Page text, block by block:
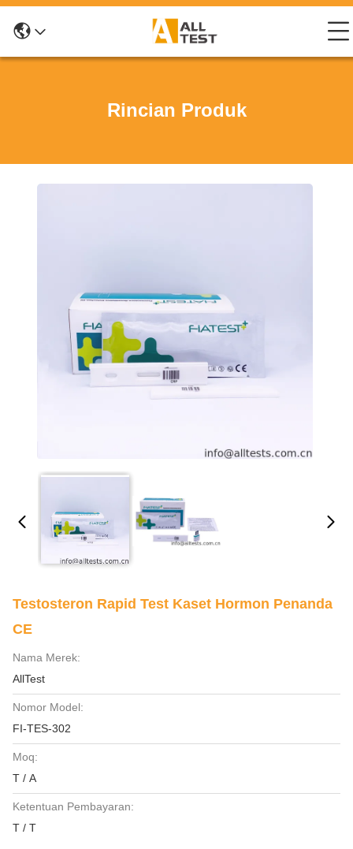
Rincian Produk
Testosteron Rapid Test Kaset Hormon Penanda
CE
Nama Merek:
AllTest
Nomor Model:
FI-TES-302
Moq:
T / A
Ketentuan Pembayaran:
T / T